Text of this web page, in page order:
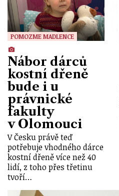
POMOZME MADLENCE
Nábor dárců
kostní dřeně
bude i u
právnické
fakulty
v Olomouci
V Česku právě teď
potřebuje vhodného dárce
kostní dřeně více než 40
lidí, z toho přes třetinu
tvoří…